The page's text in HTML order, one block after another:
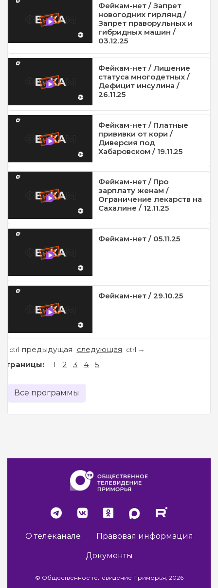
Фейкам-нет / Запрет
новогодних гирлянд /
Запрет праворульных и
гибридных машин /
03.12.25
Фейкам-нет / Лишение
статуса многодетных /
Дефицит инсулина /
26.11.25
Фейкам-нет / Платные
прививки от кори /
Диверсия под
Хабаровском / 19.11.25
Фейкам-нет / Про
зарплату женам /
Ограничение лекарств на
Сахалине / 12.11.25
Фейкам-нет / 05.11.25
Фейкам-нет / 29.10.25
ctrl предыдущая следующая ctrl →
Страницы: 1 2 3 4 5
Все программы
О телеканале Правовая информация
Документы
© Общественное телевидение Приморья, 2026